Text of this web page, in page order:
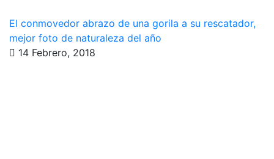
El conmovedor abrazo de una gorila a su rescatador,
mejor foto de naturaleza del año
14 Febrero, 2018